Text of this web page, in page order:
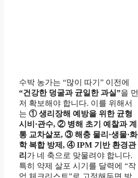
수박 농가는 “많이 따기” 이전에
“건강한 덩굴과 균일한 과실”을 먼
저 확보해야 합니다. 이를 위해서
는 ① 생리장해 예방을 위한 균형
시비·관수, ② 병해 초기 예찰과 계
통 교차살포, ③ 해충 물리·생물·화
학 복합 방제, ④ IPM 기반 환경관
리 가 네 축으로 맞물려야 합니다.
특히 약제 살포 시기를 달력에 “작